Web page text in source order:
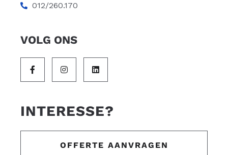
012/260.170
VOLG ONS
INTERESSE?
OFFERTE AANVRAGEN